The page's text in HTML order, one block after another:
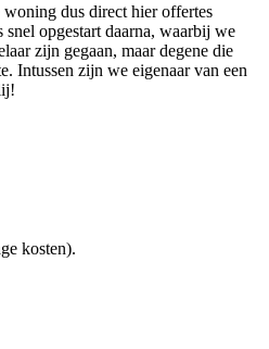
dus direct hier offertes
opgestart daarna, waarbij we
zijn gegaan, maar degene die
Intussen zijn we eigenaar van een
kosten).